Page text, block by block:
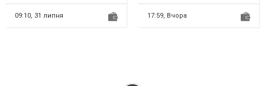
УкрПоштою? Забудьте про...
09:10, 31 липня 17:59, Вчора